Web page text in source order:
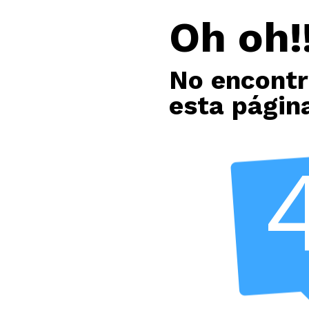
Oh
No
esta